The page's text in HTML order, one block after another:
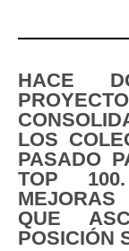
HACE
LOS
PASADO
TOP
QUE
POSICIÓN